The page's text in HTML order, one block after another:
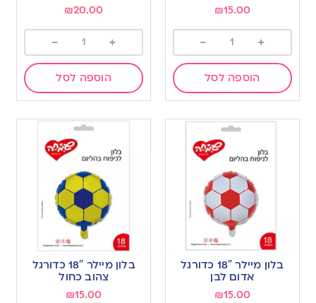
₪15.00
+
-
הוספה לסל
₪20.00
+
-
הוספה לסל
בלון מיילר 18″ כדורגל
אדום לבן
₪15.00
בלון מיילר 18″ כדורגל
צהוב כחול
₪15.00